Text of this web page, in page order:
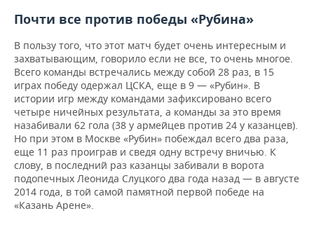
НЕФТЬ
ОПК
ЭНЕРГЕТИКА
РОЗНИЧНАЯ ТОРГОВЛЯ
ТРАНСПОРТ
УСЛУГИ
НОВОСТИ ТЕХНОЛОГИЙ
IT
МЕДИА
ТЕЛЕКОММУНИКАЦИИ
МЕРОПРИЯТИЯ
НОВОСТИ МЕРОПРИЯТИЙ
ВЫЕЗДНАЯ РЕДАКЦИЯ
БИЗНЕС-БРАНЧИ
ONLINE-КОНФЕРЕНЦИИ
ОТКРЫТАЯ ЛЕКЦИЯ
СПОРТ
НОВОСТИ СПОРТА
ФУТБОЛ
ХОККЕЙ
БАСКЕТБОЛ
ВОЛЕЙБОЛ
ОБЩЕСТВО
НОВОСТИ ОБЩЕСТВА
ВЛАСТЬ
ИНФРАСТРУКТУРА
ИСТОРИЯ
ФОТОГАЛЕРЕЯ
СЮЖЕТЫ
СПРАВОЧНИК
СПИСОК ПЕРСОН
ПОЛНАЯ ВЕРСИЯ
Почти все против победы «Рубина»
В пользу того, что этот матч будет очень интересным и
захватывающим, говорило если не все, то очень многое.
Всего команды встречались между собой 28 раз, в 15
играх победу одержал ЦСКА, еще в 9 — «Рубин». В
истории игр между командами зафиксировано всего
четыре ничейных результата, а команды за это время
назабивали 62 гола (38 у армейцев против 24 у казанцев).
Но при этом в Москве «Рубин» побеждал всего два раза,
еще 11 раз проиграв и сведя одну встречу вничью. К
слову, в последний раз казанцы забивали в ворота
подопечных Леонида Слуцкого два года назад — в августе
2014 года, в той самой памятной первой победе на
«Казань Арене».